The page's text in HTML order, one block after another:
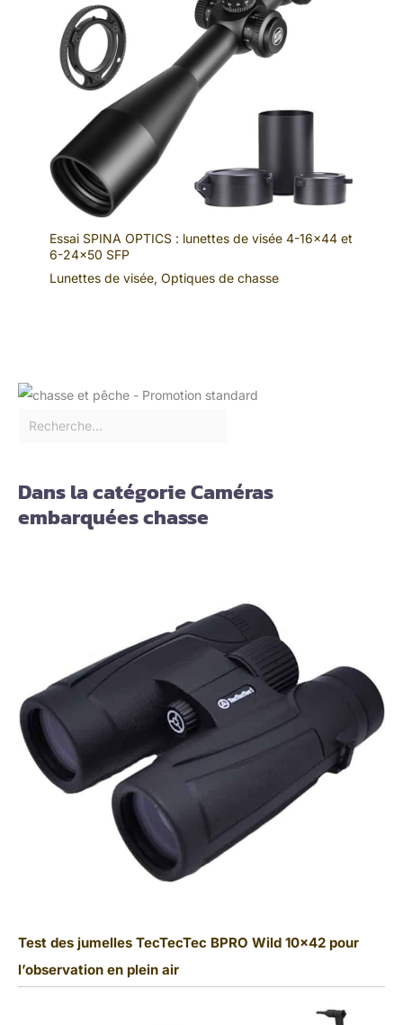
vous permet de placer la
caméra à l'angle parfait.
C'est un cadeau idéal
pour la famille, les amis
ou les amoureux de la
faune. Il est polyvalent et
peut être utilisé pour des
surveillance de la faune,
la sécurité des biens et la
surveillance des
cours/fermes.
Essai SPINA OPTICS : lunettes de visée 4-16×44 et
6-24×50 SFP
Lunettes de visée, Optiques de chasse
Dans la catégorie Caméras
embarquées chasse
Test des jumelles TecTecTec BPRO Wild 10×42 pour
l’observation en plein air